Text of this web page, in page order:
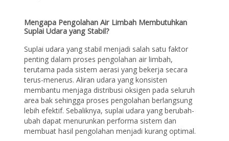
Mengapa Pengolahan Air Limbah Membutuhkan
Suplai Udara yang Stabil?
Suplai udara yang stabil menjadi salah satu faktor
penting dalam proses pengolahan air limbah,
terutama pada sistem aerasi yang bekerja secara
terus-menerus. Aliran udara yang konsisten
membantu menjaga distribusi oksigen pada seluruh
area bak sehingga proses pengolahan berlangsung
lebih efektif. Sebaliknya, suplai udara yang berubah-
ubah dapat menurunkan performa sistem dan
membuat hasil pengolahan menjadi kurang optimal.